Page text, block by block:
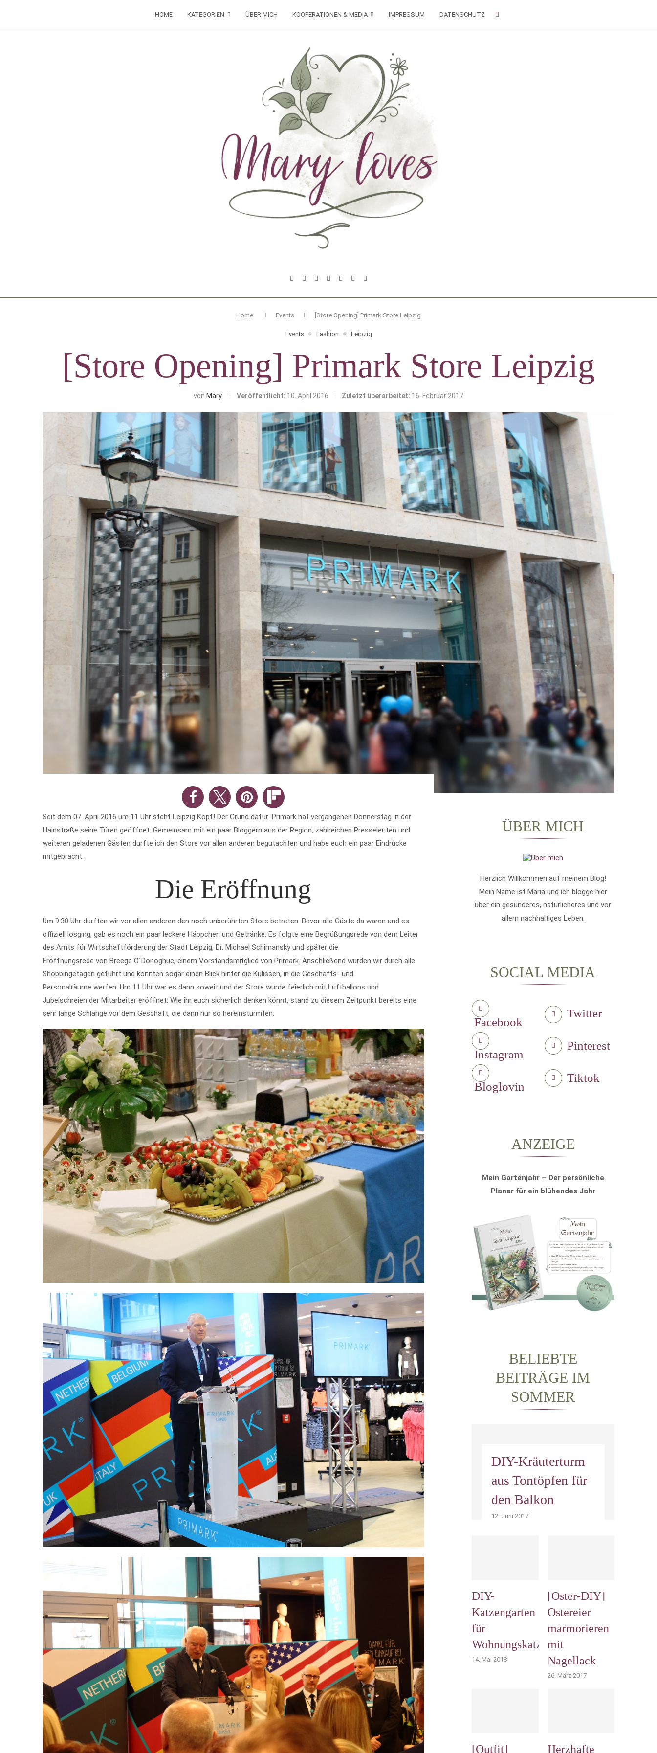
HOME KATEGORIEN ÜBER MICH KOOPERATIONEN & MEDIA IMPRESSUM DATENSCHUTZ
Home Events [Store Opening] Primark Store Leipzig
Events Fashion Leipzig
[Store Opening] Primark Store Leipzig
von Mary Veröffentlicht: 10. April 2016 Zuletzt überarbeitet: 16. Februar 2017
Seit dem 07. April 2016 um 11 Uhr steht Leipzig Kopf! Der Grund dafür: Primark hat vergangenen Donnerstag in der
Hainstraße seine Türen geöffnet. Gemeinsam mit ein paar Bloggern aus der Region, zahlreichen Presseleuten und
weiteren geladenen Gästen durfte ich den Store vor allen anderen begutachten und habe euch ein paar Eindrücke
mitgebracht.
Die Eröffnung
Um 9:30 Uhr durften wir vor allen anderen den noch unberührten Store betreten. Bevor alle Gäste da waren und es
offiziell losging, gab es noch ein paar leckere Häppchen und Getränke. Es folgte eine Begrüßungsrede von dem Leiter
des Amts für Wirtschaftförderung der Stadt Leipzig, Dr. Michael Schimansky und später die
Eröffnungsrede von Breege O´Donoghue, einem Vorstandsmitglied von Primark. Anschließend wurden wir durch alle
Shoppingetagen geführt und konnten sogar einen Blick hinter die Kulissen, in die Geschäfts- und
Personalräume werfen. Um 11 Uhr war es dann soweit und der Store wurde feierlich mit Luftballons und
Jubelschreien der Mitarbeiter eröffnet. Wie ihr euch sicherlich denken könnt, stand zu diesem Zeitpunkt bereits eine
sehr lange Schlange vor dem Geschäft, die dann nur so hereinstürmten.
ÜBER MICH
Herzlich Willkommen auf meinem Blog!
Mein Name ist Maria und ich blogge hier
über ein gesünderes, natürlicheres und vor
allem nachhaltiges Leben.
SOCIAL MEDIA
Facebook
Twitter
Instagram
Pinterest
Bloglovin
Tiktok
ANZEIGE
Mein Gartenjahr – Der persönliche
Planer für ein blühendes Jahr
BELIEBTE
BEITRÄGE IM
SOMMER
DIY-Kräuterturm
aus Tontöpfen für
den Balkon
12. Juni 2017
DIY-
Katzengarten
für
Wohnungskatzen
14. Mai 2018
[Oster-DIY]
Ostereier
marmorieren
mit
Nagellack
26. März 2017
[Outfit] Herzhafte